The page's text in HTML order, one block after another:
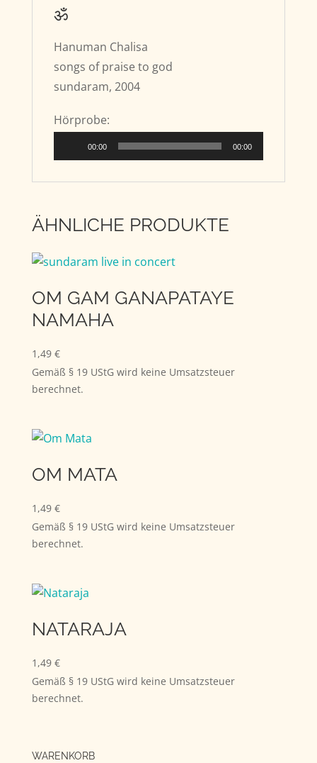
ॐ
Hanuman Chalisa
songs of praise to god
sundaram, 2004
Hörprobe:
Player
00:00 00:00
ÄHNLICHE PRODUKTE
OM GAM GANAPATAYE
NAMAHA
1,49 €
Gemäß § 19 UStG wird keine Umsatzsteuer
berechnet.
OM MATA
1,49 €
Gemäß § 19 UStG wird keine Umsatzsteuer
berechnet.
NATARAJA
1,49 €
Gemäß § 19 UStG wird keine Umsatzsteuer
berechnet.
WARENKORB